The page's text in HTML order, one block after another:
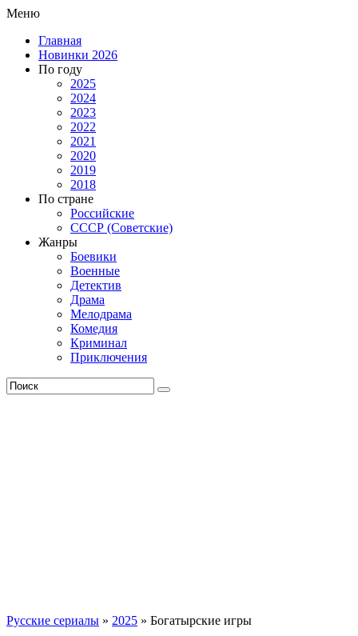
Меню
Главная
Новинки 2026
По году
2025
2024
2023
2022
2021
2020
2019
2018
По стране
Российские
СССР (Советские)
Жанры
Боевики
Военные
Детектив
Драма
Мелодрама
Комедия
Криминал
Приключения
Русские сериалы » 2025 » Богатырские игры